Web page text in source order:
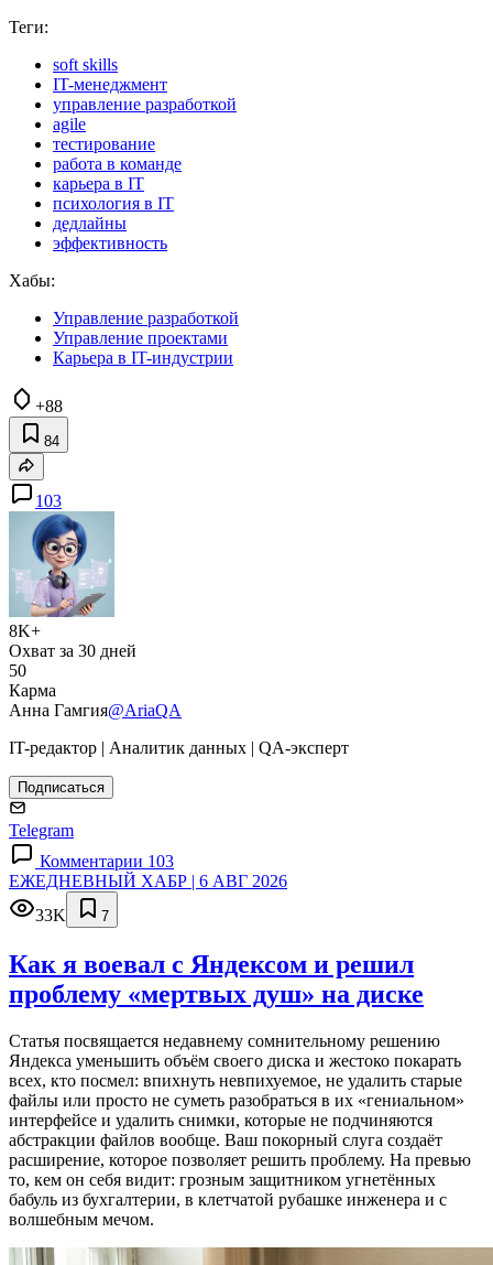
Теги:
soft skills
IT-менеджмент
управление разработкой
agile
тестирование
работа в команде
карьера в IT
психология в IT
дедлайны
эффективность
Хабы:
Управление разработкой
Управление проектами
Карьера в IT-индустрии
+88
84
103
8K+
Охват за 30 дней
50
Карма
Анна Гамгия@AriaQA
IT-редактор | Аналитик данных | QA-эксперт
Подписаться
Telegram
Комментарии 103
ЕЖЕДНЕВНЫЙ ХАБР | 6 АВГ 2026
33K
7
Как я воевал с Яндексом и решил
проблему «мертвых душ» на диске
Статья посвящается недавнему сомнительному решению
Яндекса уменьшить объём своего диска и жестоко покарать
всех, кто посмел: впихнуть невпихуемое, не удалить старые
файлы или просто не суметь разобраться в их «гениальном»
интерфейсе и удалить снимки, которые не подчиняются
абстракции файлов вообще. Ваш покорный слуга создаёт
расширение, которое позволяет решить проблему. На превью
то, кем он себя видит: грозным защитником угнетённых
бабуль из бухгалтерии, в клетчатой рубашке инженера и с
волшебным мечом.